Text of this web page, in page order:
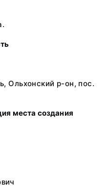
Ольхонский р-он, пос.
места создания